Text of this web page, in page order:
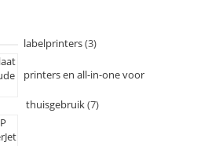
labelprinters 3
printers en all-in-one voor
thuisgebruik 7